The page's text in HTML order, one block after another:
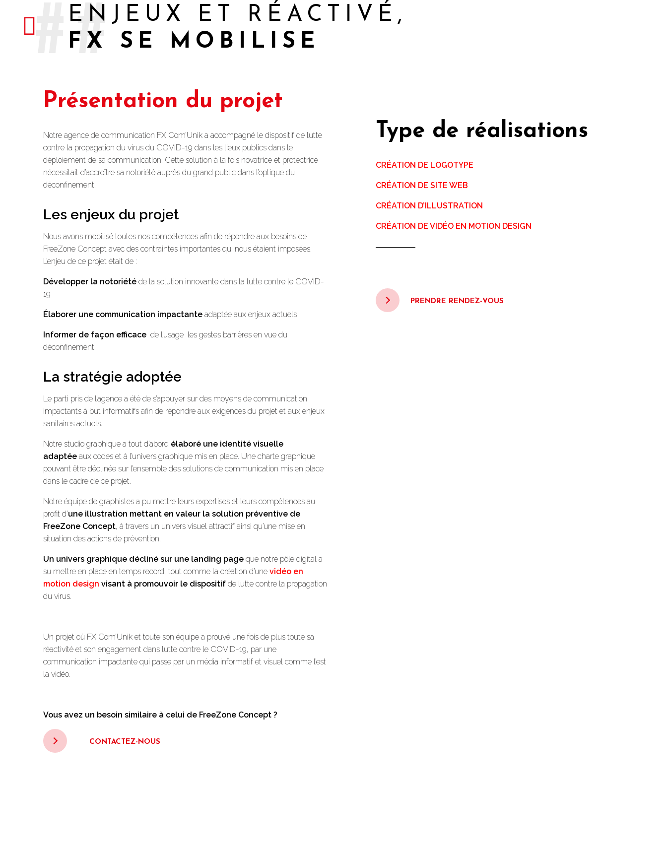
##
ENJEUX ET RÉACTIVÉ,
FX SE MOBILISE
Présentation du projet
Notre agence de communication FX Com’Unik a accompagné le dispositif de lutte
contre la propagation du virus du COVID-19 dans les lieux publics dans le
déploiement de sa communication. Cette solution à la fois novatrice et protectrice
nécessitait d’accroître sa notoriété auprès du grand public dans l’optique du
déconfinement.
Les enjeux du projet
Nous avons mobilisé toutes nos compétences afin de répondre aux besoins de
FreeZone Concept avec des contraintes importantes qui nous étaient imposées.
L’enjeu de ce projet était de :
Développer la notoriété de la solution innovante dans la lutte contre le COVID-
19
Élaborer une communication impactante adaptée aux enjeux actuels
Informer de façon efficace de l’usage les gestes barrières en vue du
déconfinement
La stratégie adoptée
Le parti pris de l’agence a été de s’appuyer sur des moyens de communication
impactants à but informatifs afin de répondre aux exigences du projet et aux enjeux
sanitaires actuels.
Notre studio graphique a tout d’abord élaboré une identité visuelle
adaptée aux codes et à l’univers graphique mis en place. Une charte graphique
pouvant être déclinée sur l’ensemble des solutions de communication mis en place
dans le cadre de ce projet.
Notre équipe de graphistes a pu mettre leurs expertises et leurs compétences au
profit d’une illustration mettant en valeur la solution préventive de
FreeZone Concept, à travers un univers visuel attractif ainsi qu’une mise en
situation des actions de prévention.
Un univers graphique décliné sur une landing page que notre pôle digital a
su mettre en place en temps record, tout comme la création d’une vidéo en
motion design visant à promouvoir le dispositif de lutte contre la propagation
du virus.
Un projet où FX Com’Unik et toute son équipe a prouvé une fois de plus toute sa
réactivité et son engagement dans lutte contre le COVID-19, par une
communication impactante qui passe par un média informatif et visuel comme l’est
la vidéo.
Vous avez un besoin similaire à celui de FreeZone Concept ?
CONTACTEZ-NOUS
Type de réalisations
CRÉATION DE LOGOTYPE
CRÉATION DE SITE WEB
CRÉATION D’ILLUSTRATION
CRÉATION DE VIDÉO EN MOTION DESIGN
PRENDRE RENDEZ-VOUS